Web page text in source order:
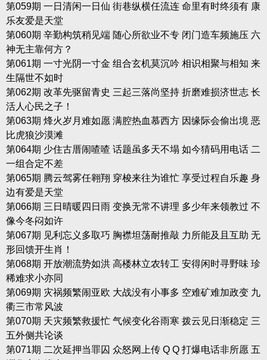
第059期 一日清闲一日仙 街巷纵横任流连 命里有时终须有 康
乐友爱是天堂
第060期 辛勤构筑稍见端 随心所欲业不专 闭门造车频施压 六
神无主靠何方？
第061期 一寸光阴一寸金 组合玄机莫沉吟 相识相聚与相知 来
生隔世不如时
第062期 改革先驱留青史 三起三落尚坚持 折磨难损济世志 长
活人心民之子！
第063期 烽火岁月难如愿 满腔热血慕西方 因缘际会偷出境 恶
比虎狼沙漠滩
第064期 少住古厝闹喳喳 话题虽多天不塌 如今猜码用电话 二
一组合定不差
第065期 腾云驾雾任翱翔 穿梭来往为谁忙 享受过程自乐趣 身
边有爱是天堂
第066期 三日晴暖四日雨 变换无常不讲理 多少年来领教过 不
像今冬闷如许
第067期 见利忘义多取巧 胸襟坦荡耐推敲 力所能及且互助 无
形回馈开生肖！
第068期 开放潮流势如洪 高楼林立农转工 安得闲时寻野味 珍
稀难求小亦同
第069期 灾祸频繁闹亚欧 大战没有小事多 空难矿难加政变 九
衢三市常风波
第070期 天灾频繁救援忙 气候变化谷雨寒 拨云见日渐稳定 三
五外侧共论谈
第071期 二次延押当罪囚 众怒网上传 Q Q 打爆电话非所愿 五